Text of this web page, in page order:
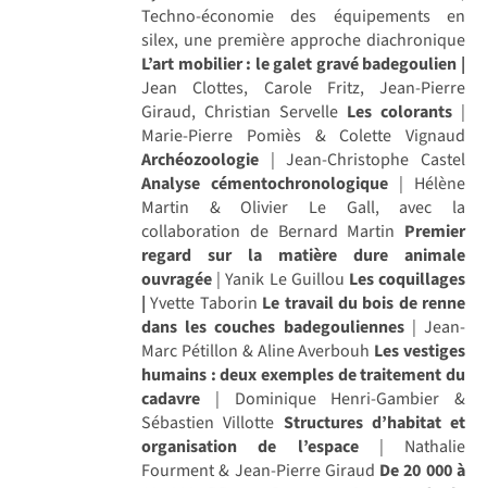
Techno-économie des équipements en
silex, une première approche diachronique
L’art mobilier : le galet gravé badegoulien |
Jean Clottes, Carole Fritz, Jean-Pierre
Giraud, Christian Servelle Les colorants |
Marie-Pierre Pomiès & Colette Vignaud
Archéozoologie | Jean-Christophe Castel
Analyse cémentochronologique | Hélène
Martin & Olivier Le Gall, avec la
collaboration de Bernard Martin Premier
regard sur la matière dure animale
ouvragée | Yanik Le Guillou Les coquillages
| Yvette Taborin Le travail du bois de renne
dans les couches badegouliennes| Jean-
Marc Pétillon & Aline Averbouh Les vestiges
humains : deux exemples de traitement du
cadavre | Dominique Henri-Gambier &
Sébastien Villotte Structures d’habitat et
organisation de l’espace| Nathalie
Fourment & Jean-Pierre Giraud De 20 000 à